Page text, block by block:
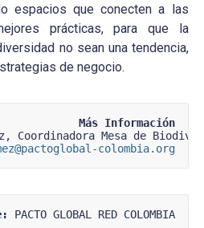
espacios que conecten a las
prácticas, para que la
no sean una tendencia,
de negocio.
Más Información
Coordinadora Mesa de
colombia.org
PACTO GLOBAL RED COLOMBIA